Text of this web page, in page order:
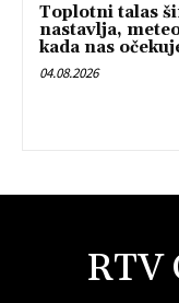
Toplotni talas
nastavlja,
kada nas
04.08.2026
RTV